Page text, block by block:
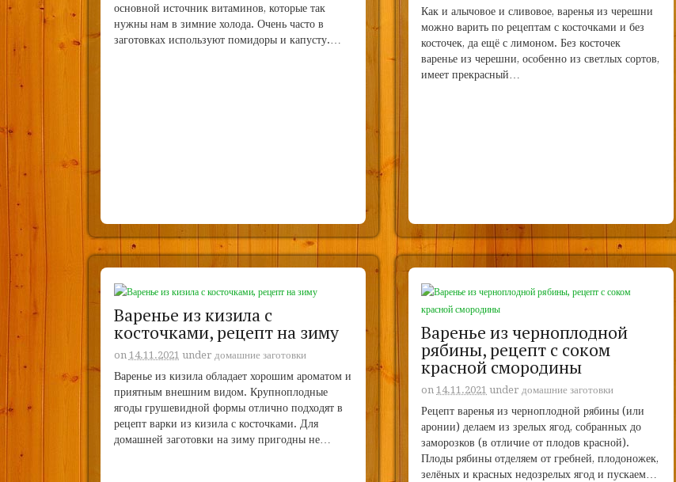
основной источник витаминов, которые так
нужны нам в зимние холода. Очень часто в
заготовках используют помидоры и капусту.…
Как и алычовое и сливовое, варенья из черешни
можно варить по рецептам с косточками и без
косточек, да ещё с лимоном. Без косточек
варенье из черешни, особенно из светлых сортов,
имеет прекрасный…
Варенье из кизила с
косточками, рецепт на зиму
on 14.11.2021 under домашние заготовки
Варенье из кизила обладает хорошим ароматом и
приятным внешним видом. Крупноплодные
ягоды грушевидной формы отлично подходят в
рецепт варки из кизила с косточками. Для
домашней заготовки на зиму пригодны не…
Варенье из черноплодной
рябины, рецепт с соком
красной смородины
on14.11.2021 under домашние заготовки
Рецепт варенья из черноплодной рябины (или
аронии) делаем из зрелых ягод, собранных до
заморозков (в отличие от плодов красной).
Плоды рябины отделяем от гребней, плодоножек,
зелёных и красных недозрелых ягод и пускаем…